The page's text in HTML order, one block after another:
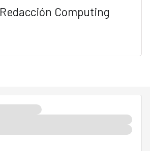
Redacción Computing